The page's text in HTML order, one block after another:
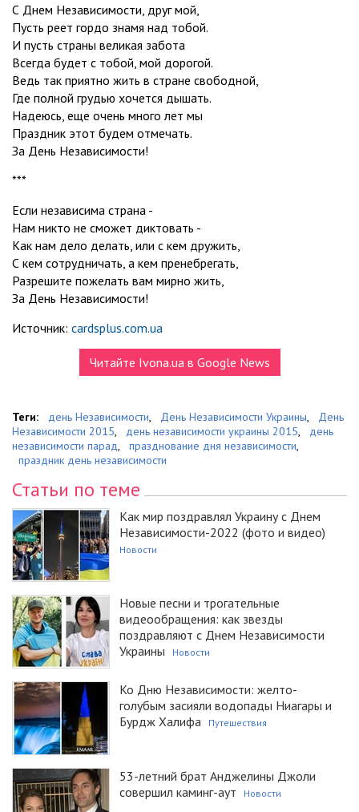
С Днем Независимости, друг мой,
Пусть реет гордо знамя над тобой.
И пусть страны великая забота
Всегда будет с тобой, мой дорогой.
Ведь так приятно жить в стране свободной,
Где полной грудью хочется дышать.
Надеюсь, еще очень много лет мы
Праздник этот будем отмечать.
За День Независимости!
***
Если независима страна -
Нам никто не сможет диктовать -
Как нам дело делать, или с кем дружить,
С кем сотрудничать, а кем пренебрегать,
Разрешите пожелать вам мирно жить,
За День Независимости!
Источник: cardsplus.com.ua
Читайте Ivona.ua в Google News
Теги: день Независимости День Независимости Украины
День
Независимости 2015
день независимости украины 2015
день
независимости парад
празднование дня независимости
праздник день независимости
Статьи по теме
Как мир поздравлял Украину с Днем
Независимости-2022 (фото и видео)
Новости
Новые песни и трогательные
видеообращения: как звезды
поздравляют с Днем Независимости
Украины
Новости
Ко Дню Независимости: желто-
голубым засияли водопады Ниагары и
Бурдж Халифа
Путешествия
53-летний брат Анджелины Джоли
совершил каминг-аут
Новости